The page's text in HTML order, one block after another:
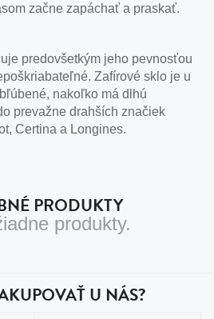
začne zapáchať a praskať.
predovšetkým jeho pevnosťou
Zafírové sklo je u
nakoľko má dlhú
prevažne drahších značiek
Certina a Longines.
PRODUKTY
produkty.
U NÁS?